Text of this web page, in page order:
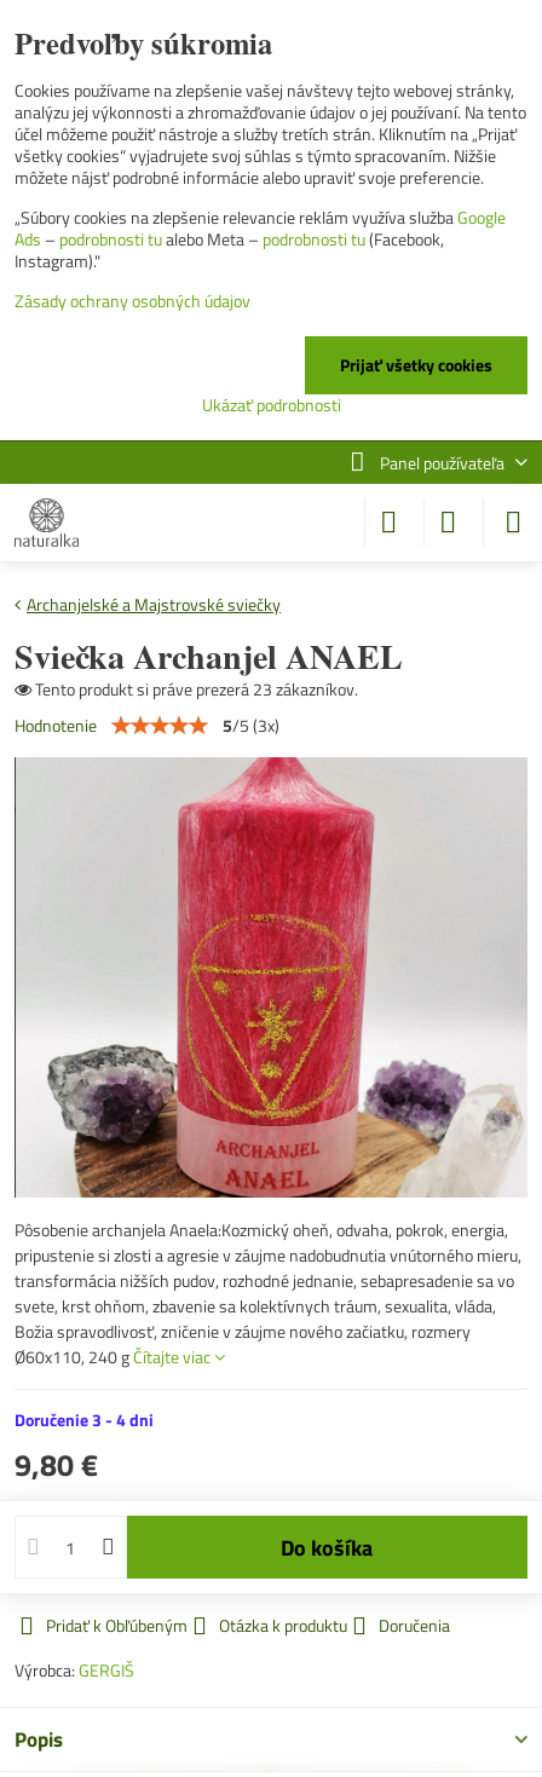
Panel používateľa
Archanjelské a Majstrovské sviečky
Sviečka Archanjel ANAEL
Tento produkt si práve prezerá 23 zákazníkov.
Hodnotenie
5/5(3x)
Pôsobenie archanjela Anaela:Kozmický oheň, odvaha, pokrok, energia,
pripustenie si zlosti a agresie v záujme nadobudnutia vnútorného mieru,
transformácia nižších pudov, rozhodné jednanie, sebapresadenie sa vo
svete, krst ohňom, zbavenie sa kolektívnych tráum, sexualita, vláda,
Božia spravodlivosť, zničenie v záujme nového začiatku, rozmery
Ø60x110, 240 gČítajte viac
Doručenie 3 - 4 dni
9,80 €
Do košíka
Pridať k Obľúbeným Otázka k produktu
Doručenia
Výrobca:GERGIŠ
Popis
Predvoľby súkromia
Cookies používame na zlepšenie vašej návštevy tejto webovej stránky,
analýzu jej výkonnosti a zhromažďovanie údajov o jej používaní. Na tento
účel môžeme použiť nástroje a služby tretích strán. Kliknutím na „Prijať
všetky cookies“ vyjadrujete svoj súhlas s týmto spracovaním. Nižšie
môžete nájsť podrobné informácie alebo upraviť svoje preferencie.
„Súbory cookies na zlepšenie relevancie reklám využíva službaGoogle
Ads – podrobnosti tualebo Meta – podrobnosti tu(Facebook,
Instagram)."
Zásady ochrany osobných údajov
Ukázať podrobnosti
Prijať všetky cookies